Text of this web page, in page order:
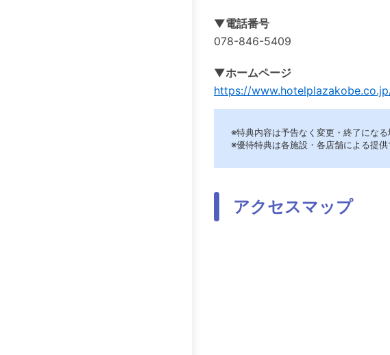
▼電話番号
078-846-5409
▼ホームページ
https://
※特典内容は予告なく変更・終了になる
※優待特典は各施設・各店舗による提供
アクセスマップ